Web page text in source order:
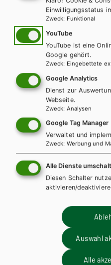
HUT
Fachbegriffe für
Fachangestellte -
der Lernfelder aus der
Lehrbuch Lehrbuch + E-
Einwilligungsstatus
Zweck: Funktional
YouTube
YouTube ist eine
Google gehört.
Zweck: Eingebettete
Google Analytics
Dienst zur
Webseite.
Zweck: Analysen
Google Tag Manager
Verwaltet und
Zweck: Werbung und
Alle Dienste
Diesen Schalter
aktivieren/
Auswahl
Alle